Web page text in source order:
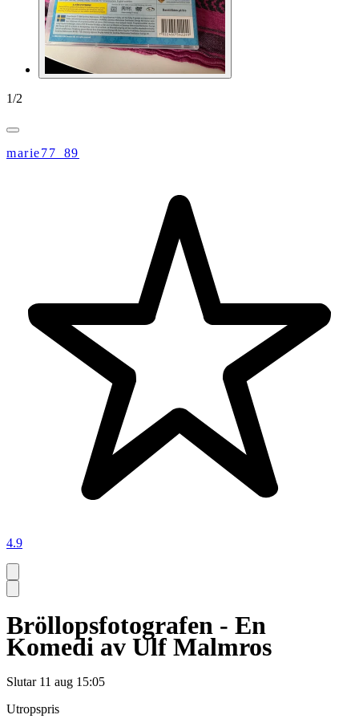
1/2
marie77_89
4.9
Bröllopsfotografen - En
Komedi av Ulf Malmros
Slutar 11 aug 15:05
Utropspris